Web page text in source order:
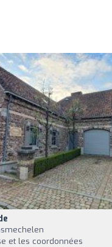
et les coordonnées